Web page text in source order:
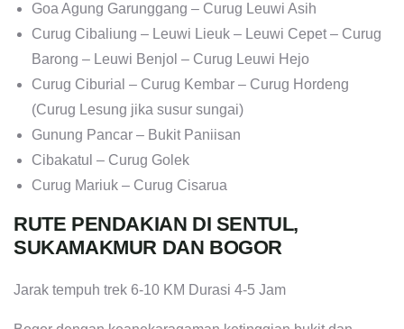
Goa Agung Garunggang – Curug Leuwi Asih
Curug Cibaliung – Leuwi Lieuk – Leuwi Cepet – Curug
Barong – Leuwi Benjol – Curug Leuwi Hejo
Curug Ciburial – Curug Kembar – Curug Hordeng
(Curug Lesung jika susur sungai)
Gunung Pancar – Bukit Paniisan
Cibakatul – Curug Golek
Curug Mariuk – Curug Cisarua
RUTE PENDAKIAN DI SENTUL,
SUKAMAKMUR DAN BOGOR
Jarak tempuh trek 6-10 KM Durasi 4-5 Jam